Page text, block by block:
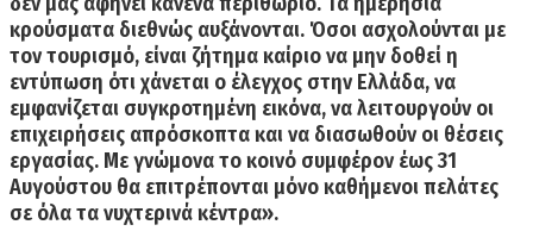
κρούσματα διεθνώς αυξάνονται. Όσοι ασχολούνται με
τον τουρισμό, είναι ζήτημα καίριο να μην δοθεί η
εντύπωση ότι χάνεται ο έλεγχος στην Ελλάδα, να
εμφανίζεται συγκροτημένη εικόνα, να λειτουργούν οι
επιχειρήσεις απρόσκοπτα και να διασωθούν οι θέσεις
εργασίας. Με γνώμονα το κοινό συμφέρον έως 31
Αυγούστου θα επιτρέπονται μόνο καθήμενοι πελάτες
σε όλα τα νυχτερινά κέντρα».